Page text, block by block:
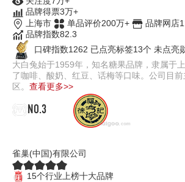
品牌得票3万+
上海市
单品评价200万+
品牌网店
品牌指数82.3
口碑指数1262 已点亮标签13个 未点亮
大白兔始于1959年，知名糖果品牌，隶属于
了咖啡、酸奶、红豆、话梅等口味。公司目
区。 查看更多>>
NO.3
雀巢(中国)有限公司
15个行业上榜十大品牌